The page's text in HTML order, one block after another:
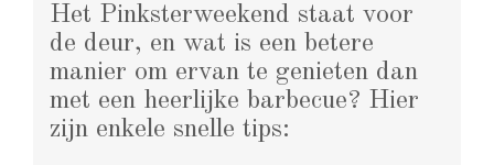
Het Pinksterweekend staat voor
de deur, en wat is een betere
manier om ervan te genieten dan
met een heerlijke barbecue? Hier
zijn enkele snelle tips: